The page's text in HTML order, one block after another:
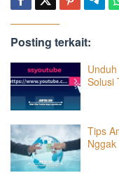
Posting terkait:
Solusi
Tips
Nggak